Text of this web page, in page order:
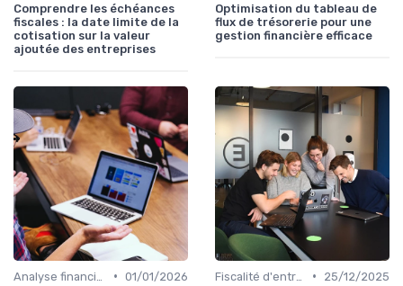
Comprendre les échéances
fiscales : la date limite de la
cotisation sur la valeur
ajoutée des entreprises
Optimisation du tableau de
flux de trésorerie pour une
gestion financière efficace
• 01/01/2026
•
25/12/2025